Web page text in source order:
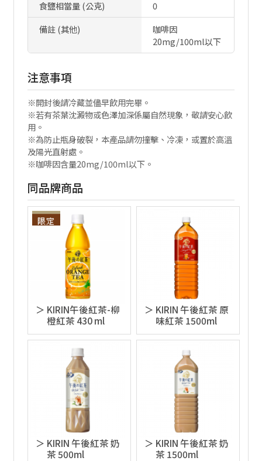
食鹽相當量 (公克)
0
備註 (其他)
咖啡因
20mg/100ml以下
注意事項
※開封後請冷藏並儘早飲用完畢。
※若有茶葉沈澱物或色澤加深係屬自然現象，敬請安心飲
用。
※為防止瓶身破裂，本產品請勿撞擊、冷凍，或置於高溫
及陽光直射處。
※咖啡因含量20mg/100ml以下。
同品牌商品
KIRIN午後紅茶-柳
橙紅茶 430 ml
KIRIN 午後紅茶 原
味紅茶 1500ml
KIRIN 午後紅茶 奶
茶 500ml
KIRIN 午後紅茶 奶
茶 1500ml